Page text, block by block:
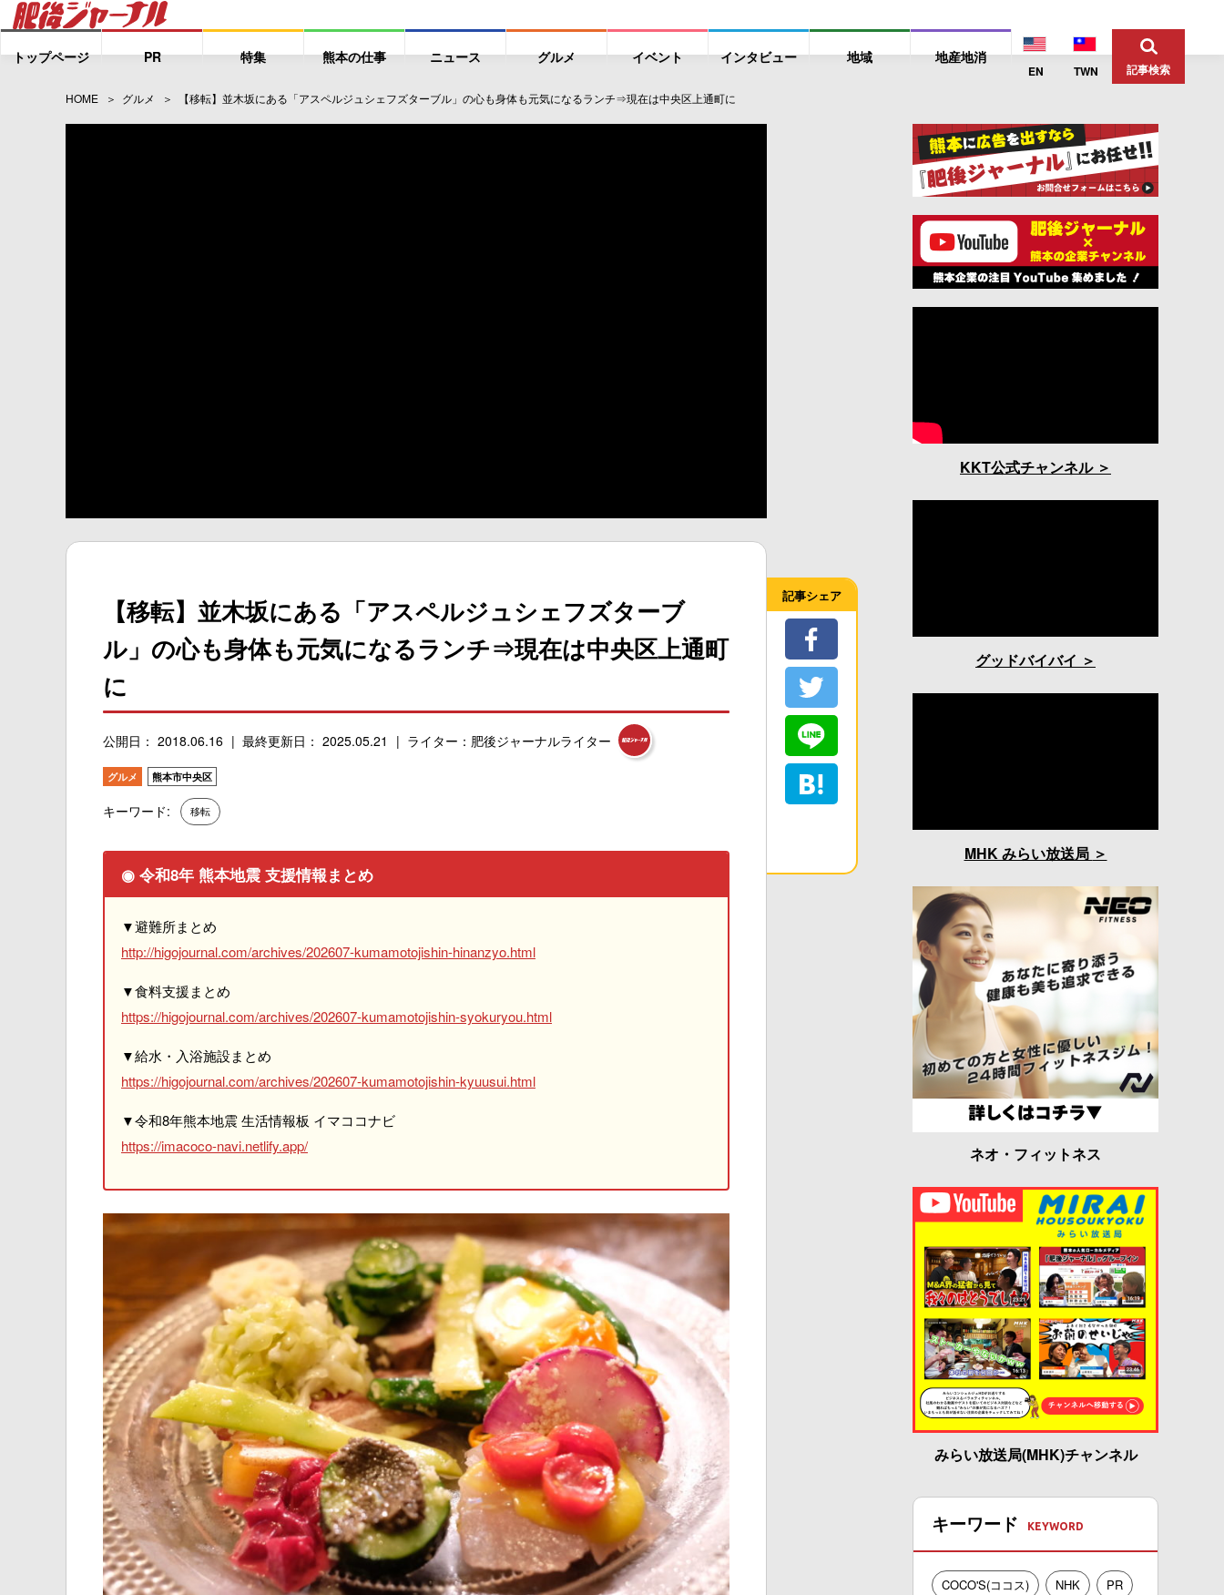
トップページ PR 特集 熊本の仕事 ニュース グルメ イベント インタビュー 地域 地産地消
EN TWN 記事検索
HOME グルメ 【移転】並木坂にある「アスペルジュシェフズターブル」の心も身体も元気になるランチ⇒現在は中央区上通町に
【移転】並木坂にある「アスペルジュシェフズターブ
ル」の心も身体も元気になるランチ⇒現在は中央区上通町
に
公開日： 2018.06.16 最終更新日： 2025.05.21 ライター：肥後ジャーナルライター
グルメ 熊本市中央区
キーワード: 移転
◉ 令和8年 熊本地震 支援情報まとめ
▼避難所まとめ
http://higojournal.com/archives/202607-kumamotojishin-hinanzyo.html
▼食料支援まとめ
https://higojournal.com/archives/202607-kumamotojishin-syokuryou.html
▼給水・入浴施設まとめ
https://higojournal.com/archives/202607-kumamotojishin-kyuusui.html
▼令和8年熊本地震 生活情報板 イマココナビ
https://imacoco-navi.netlify.app/
記事シェア
KKT公式チャンネル
グッドバイバイ
MHK みらい放送局
ネオ・フィットネス
みらい放送局(MHK)チャンネル
キーワード
COCO'S(ココス) NHK PR